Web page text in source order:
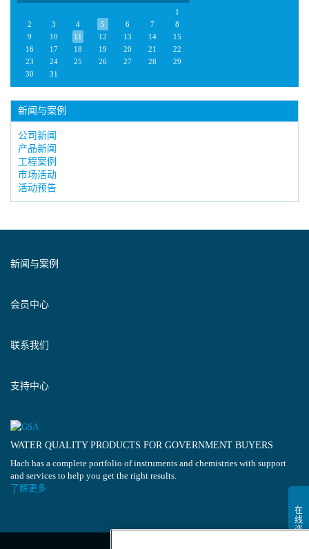
1
2
3 4 5 6 7
8
9
10 11 12 13 14
15
16
17 18 19 20 21
22
23
24 25 26 27 28
29
30
31
新闻与案例
公司新闻
产品新闻
工程案例
市场活动
活动预告
新闻与案例
会员中心
联系我们
支持中心
WATER QUALITY PRODUCTS FOR GOVERNMENT BUYERS
Hach has a complete portfolio of instruments and chemistries with support
and services to help you get the right results.
了解更多